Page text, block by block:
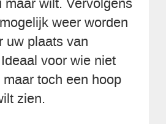
weer worden
uw plaats van
voor wie niet
toch een hoop
zien.